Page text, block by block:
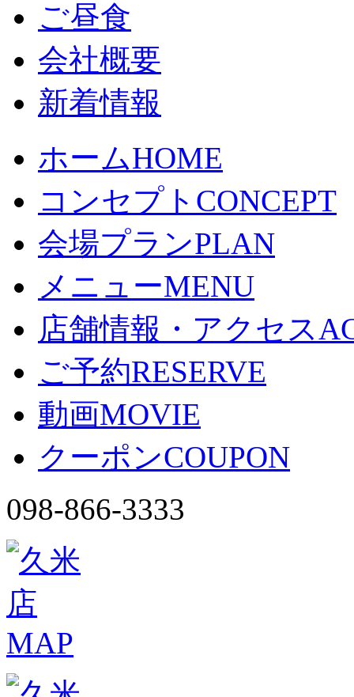
ご昼食
会社概要
新着情報
ホームHOME
コンセプト CONCEPT
会場プランPLAN
メニューMENU
店舗情報・アクセス
ご予約RESERVE
動画MOVIE
クーポンCOUPON
098-866-3333